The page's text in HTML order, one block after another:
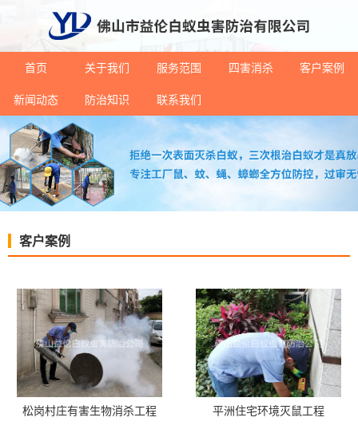
首页 关于我们 服务范围 四害消杀 客户案例
新闻动态 防治知识 联系我们
客户案例
松岗村庄有害生物消杀工程 平洲住宅环境灭鼠工程